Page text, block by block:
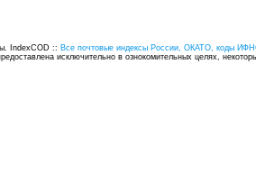
IndexCOD :: Все почтовые индексы России, ОКАТО, коды
исключительно в ознокомительных целях,